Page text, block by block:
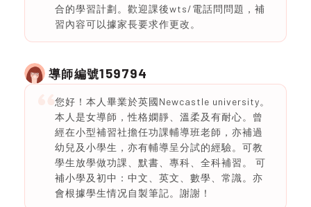
合的學習計劃。歡迎課後wts/電話問問題，補
習內容可以據家長要求作更改。
導師編號159794
您好！本人畢業於英國Newcastle university。
本人是女導師，性格嫻靜、溫柔及有耐心。曾
經在小型補習社擔任功課輔導班老師，亦補過
幼兒及小學生，亦有輔導呈分試的經驗。可教
學生放學做功課、默書、專科、全科補習。 可
補小學及初中：中文、英文、數學、常識。亦
會根據學生情况自製筆記。謝謝！